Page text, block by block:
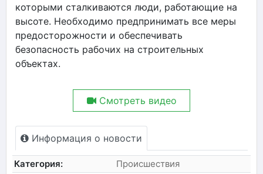
которыми сталкиваются люди, работающие на
высоте. Необходимо предпринимать все меры
предосторожности и обеспечивать
безопасность рабочих на строительных
объектах.
Смотреть видео
Информация о новости
Категория:
Происшествия